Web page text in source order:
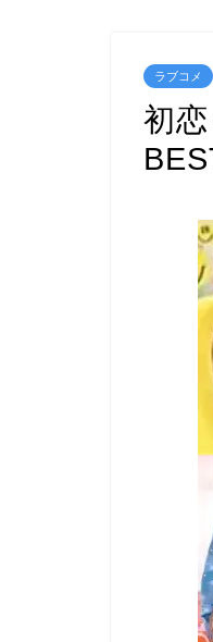
ラブコメ
初